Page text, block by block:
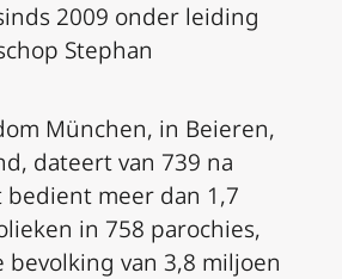
2009 onder leiding
Stephan
München, in Beieren,
dateert van 739 na
bedient meer dan 1,7
in 758 parochies,
bevolking van 3,8 miljoen